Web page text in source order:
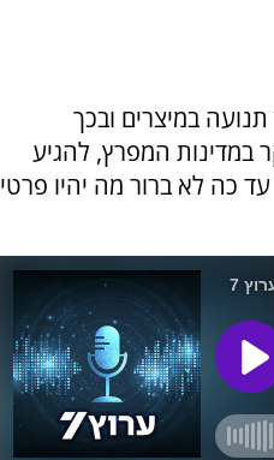
במיצרים ובכך
במדינות המפרץ, להגיע
כה לא ברור מה יהיו פרטי